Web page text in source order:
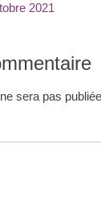
2021
sera pas